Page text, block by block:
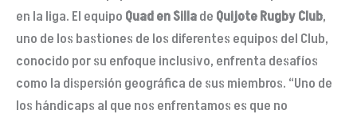
en la liga. El equipo Quaden Sillade Quijote Rugby Club,
uno de los bastiones de los diferentes equipos del Club,
conocido por su enfoque inclusivo, enfrenta desafíos
como la dispersión geográfica de sus miembros. “Uno de
los hándicaps al que nos enfrentamos es que no